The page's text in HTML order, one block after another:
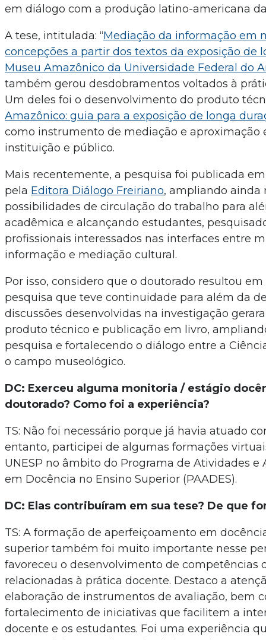
em diálogo com a produção latino-americana
A tese, intitulada: “Mediação da informação em
concepções a partir dos textos da exposição de
Museu Amazônico da Universidade Federal do
também gerou desdobramentos voltados à
Um deles foi o desenvolvimento do produto
Amazônico: guia para a exposição de longa
como instrumento de mediação e aproximação
instituição e público.
Mais recentemente, a pesquisa foi publicada
pela Editora Diálogo Freiriano, ampliando ainda
possibilidades de circulação do trabalho para
acadêmica e alcançando estudantes,
profissionais interessados nas interfaces entre
informação e mediação cultural.
Por isso, considero que o doutorado resultou
pesquisa que teve continuidade para além da
discussões desenvolvidas na investigação
produto técnico e publicação em livro,
pesquisa e fortalecendo o diálogo entre a
o campo museológico.
DC: Exerceu alguma monitoria / estágio
doutorado? Como foi a experiência?
TS: Não foi necessário porque já havia atuado
entanto, participei de algumas formações
UNESP no âmbito do Programa de Atividades e
em Docência no Ensino Superior (PAADES).
DC: Elas contribuíram em sua tese? De que
TS: A formação de aperfeiçoamento em
superior também foi muito importante nesse
favoreceu o desenvolvimento de competências
relacionadas à prática docente. Destaco a
elaboração de instrumentos de avaliação, bem
fortalecimento de iniciativas que facilitem a
docente e os estudantes. Foi uma experiência